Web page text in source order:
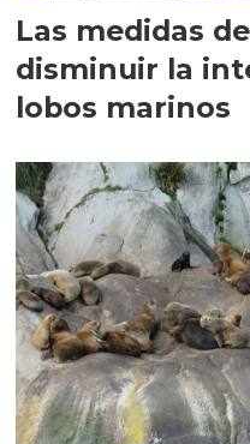
Las medidas
disminuir la
lobos marinos